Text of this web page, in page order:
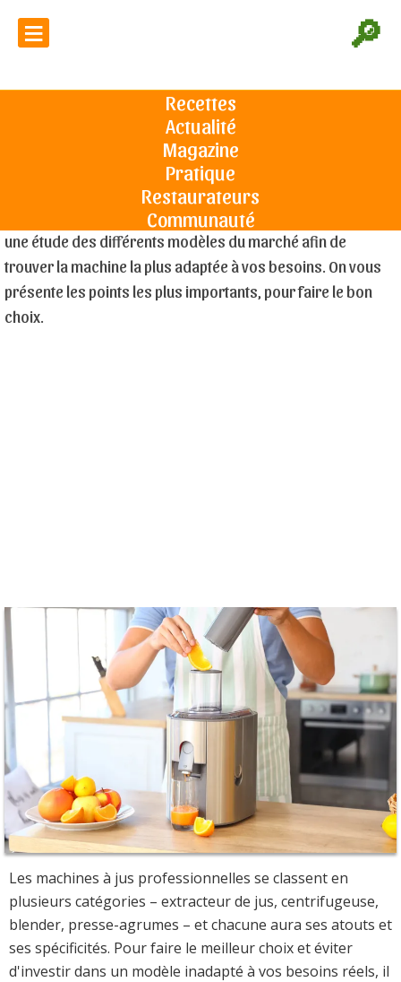
🔎
≡
Recettes
Actualité
Magazine
Pratique
Restaurateurs
Communauté
Machine à jus professionnelle : les 6 erreurs
Machine à jus professionnelle : les
6 erreurs à éviter avant d'investir
Une machine à jus professionnelle vous permettra de
proposer des jus de fruits ou de légumes frais à votre
clientèle. Un gros plus, synonyme de qualité, qui requiert
une étude des différents modèles du marché afin de
trouver la machine la plus adaptée à vos besoins. On vous
présente les points les plus importants, pour faire le bon
choix.
Les machines à jus professionnelles se classent en
plusieurs catégories – extracteur de jus, centrifugeuse,
blender, presse-agrumes – et chacune aura ses atouts et
ses spécificités. Pour faire le meilleur choix et éviter
d'investir dans un modèle inadapté à vos besoins réels, il